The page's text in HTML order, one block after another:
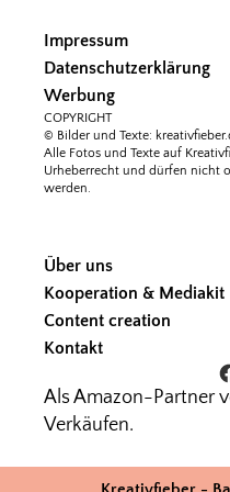
Impressum
Datenschutzerklärung
Werbung
COPYRIGHT
© Bilder und Texte:
Alle Fotos und Texte auf
Urheberrecht und dürfen nicht
werden.
Über uns
Kooperation & Mediakit
Content creation
Kontakt
Als Amazon-Partner
Verkäufen.